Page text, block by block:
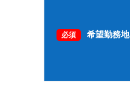
必須 希望勤務地